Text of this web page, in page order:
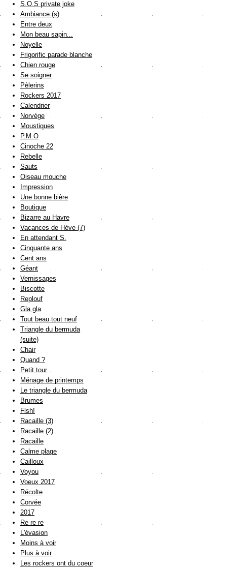
S.O.S private joke
Ambiance (s)
Entre deux
Mon beau sapin...
Noyelle
Frigorific parade blanche
Chien rouge
Se soigner
Pèlerins
Rockers 2017
Calendrier
Norvège
Moustiques
P.M.O
Cinoche 22
Rebelle
Sauts
Oiseau mouche
Impression
Une bonne bière
Boutique
Bizarre au Havre
Vacances de Hève (7)
En attendant S.
Cinquante ans
Cent ans
Géant
Vernissages
Biscotte
Replouf
Gla gla
Tout beau tout neuf
Triangle du bermuda
(suite)
Chair
Quand ?
Petit tour
Ménage de printemps
Le triangle du bermuda
Brumes
Flsh!
Racaille (3)
Racaille (2)
Racaille
Calme plage
Cailloux
Voyou
Voeux 2017
Récolte
Corvée
2017
Re re re
L'évasion
Moins à voir
Plus à voir
Les rockers ont du coeur